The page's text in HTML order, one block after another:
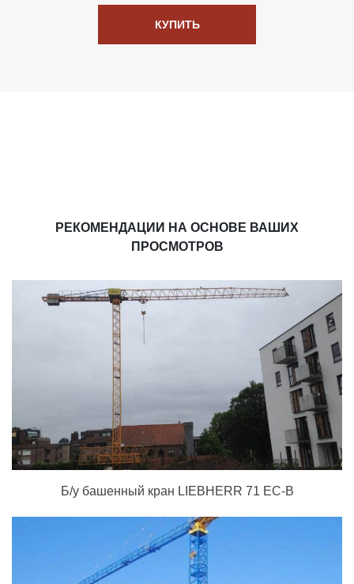
КУПИТЬ
РЕКОМЕНДАЦИИ НА ОСНОВЕ ВАШИХ
ПРОСМОТРОВ
Б/у башенный кран LIEBHERR 71 EC-B